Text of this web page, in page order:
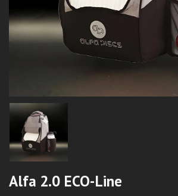
Alfa 2.0 ECO-Line